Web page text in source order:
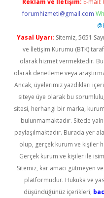
Reklam ve İletişim: E-mail:
forumhizmeti@gmail.com
Yasal Uyarı: Sitemiz, 5651
ve İletişim Kurumu (BTK)
olarak hizmet vermektedir.
olarak denetleme veya
Ancak, üyelerimiz yazdıkları
siteye üye olarak bu
sitesi, herhangi bir marka,
bulunmamaktadır. Sitede
paylaşılmaktadır. Burada yer
olup, gerçek kurum ve kişiler
Gerçek kurum ve kişiler ile
Sitemiz, kar amacı gütmeyen
platformudur. Hukuka ve
düşündüğünüz içerikleri,